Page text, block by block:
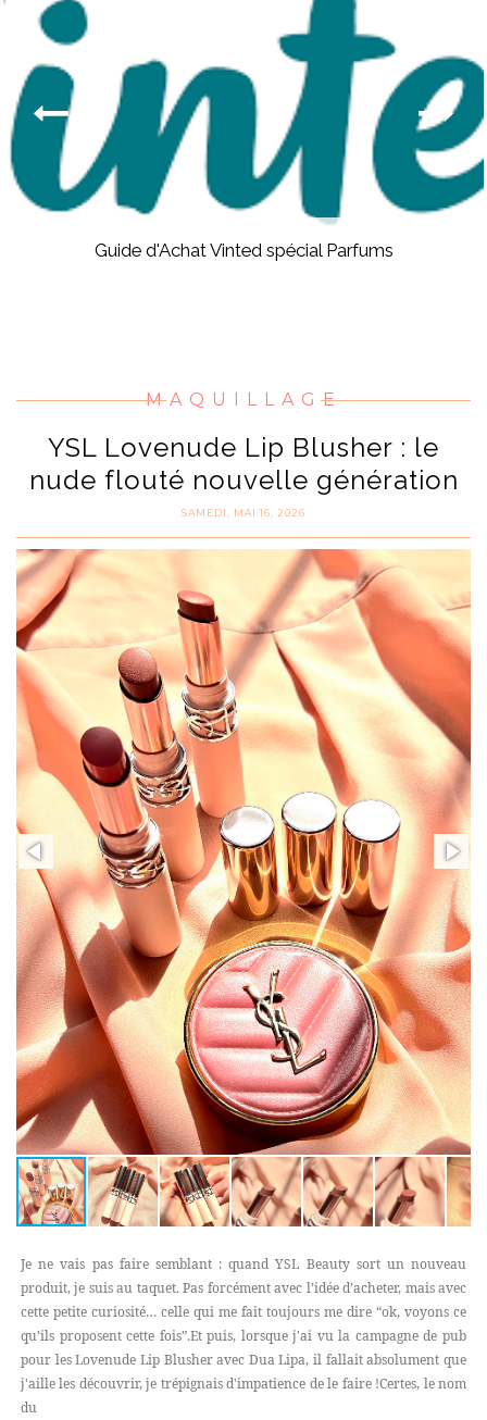
Guide d'Achat Vinted spécial Parfums
MAQUILLAGE
YSL Lovenude Lip Blusher : le
nude flouté nouvelle génération
SAMEDI, MAI 16, 2026
Je ne vais pas faire semblant : quand YSL Beauty sort un nouveau
produit, je suis au taquet. Pas forcément avec l’idée d’acheter, mais avec
cette petite curiosité… celle qui me fait toujours me dire “ok, voyons ce
qu’ils proposent cette fois”.Et puis, lorsque j'ai vu la campagne de pub
pour les Lovenude Lip Blusher avec Dua Lipa, il fallait absolument que
j'aille les découvrir, je trépignais d'impatience de le faire !Certes, le nom
du